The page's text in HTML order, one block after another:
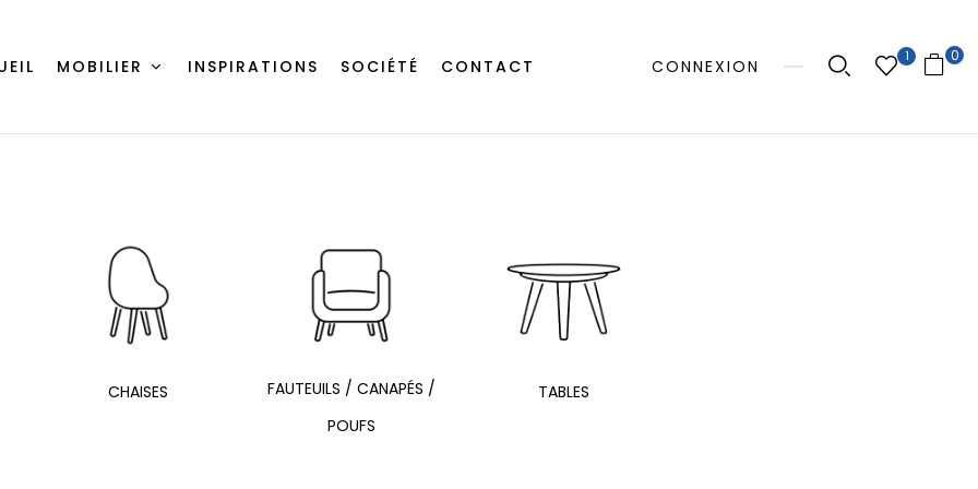
MOBILIER INSPIRATIONS SOCIÉTÉ CONTACT CONNEXION
1 0
CHAISES
FAUTEUILS / CANAPÉS /
POUFS
TABLES